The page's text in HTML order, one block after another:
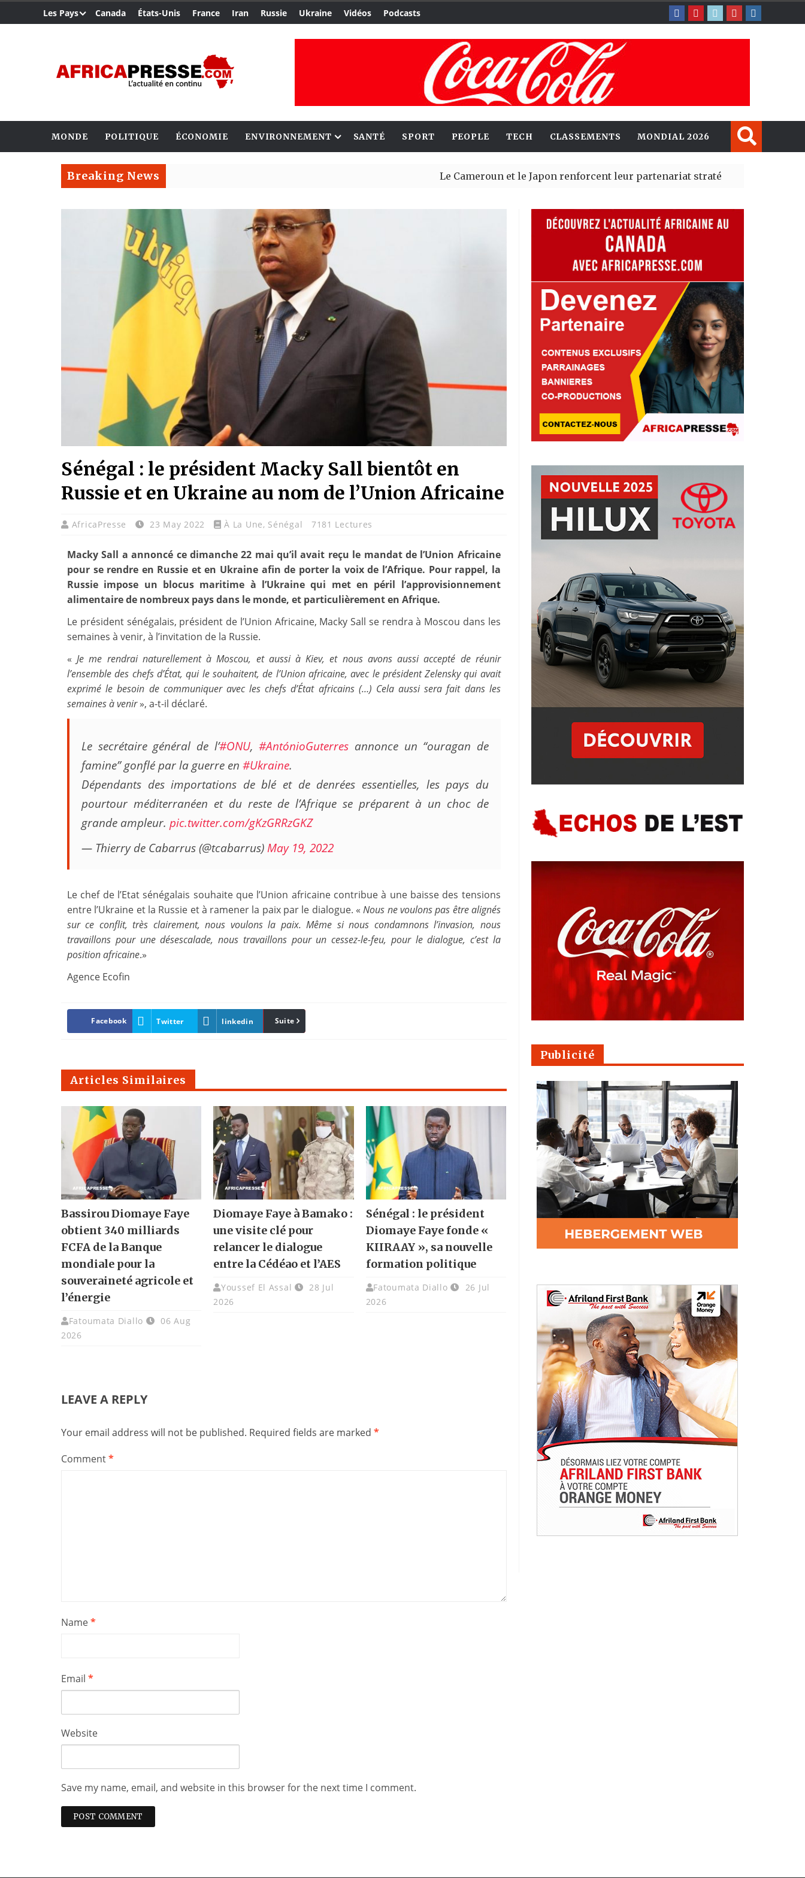
Les Pays Canada États-Unis France Iran Russie Ukraine Vidéos Podcasts
MONDE POLITIQUE ÉCONOMIE ENVIRONNEMENT SANTÉ SPORT PEOPLE TECH CLASSEMENTS MONDIAL 2026
Breaking News Le Cameroun et le Japon renforcent leur partenariat stratégique avec un cap sur
Sénégal : le président Macky Sall bientôt en
Russie et en Ukraine au nom de l’Union Africaine
AfricaPresse 23 May 2022 À La Une, Sénégal 7181 Lectures
Macky Sall a annoncé ce dimanche 22 mai qu’il avait reçu le mandat de l’Union Africaine
pour se rendre en Russie et en Ukraine afin de porter la voix de l’Afrique. Pour rappel, la
Russie impose un blocus maritime à l’Ukraine qui met en péril l’approvisionnement
alimentaire de nombreux pays dans le monde, et particulièrement en Afrique.
Le président sénégalais, président de l’Union Africaine, Macky Sall se rendra à Moscou dans les
semaines à venir, à l’invitation de la Russie.
«Je me rendrai naturellement à Moscou, et aussi à Kiev, et nous avons aussi accepté de réunir
l’ensemble des chefs d’État, qui le souhaitent, de l’Union africaine, avec le président Zelensky qui avait
exprimé le besoin de communiquer avec les chefs d’État africains (…) Cela aussi sera fait dans les
semaines à venir», a-t-il déclaré.
Le secrétaire général de l’#ONU,#AntónioGuterres annonce un “ouragan de
famine” gonflé par la guerre en #Ukraine.
Dépendants des importations de blé et de denrées essentielles, les pays du
pourtour méditerranéen et du reste de l’Afrique se préparent à un choc de
grande ampleur. pic.twitter.com/gKzGRRzGKZ
— Thierry de Cabarrus (@tcabarrus)May 19, 2022
Le chef de l’Etat sénégalais souhaite que l’Union africaine contribue à une baisse des tensions
entre l’Ukraine et la Russie et à ramener la paix par le dialogue. «Nous ne voulons pas être alignés
sur ce conflit, très clairement, nous voulons la paix. Même si nous condamnons l’invasion, nous
travaillons pour une désescalade, nous travaillons pour un cessez-le-feu, pour le dialogue, c’est la
position africaine.»
Agence Ecofin
Facebook Twitter linkedin Pinterest
Suite
Articles Similaires
Bassirou Diomaye Faye
obtient 340 milliards
FCFA de la Banque
mondiale pour la
souveraineté agricole et
l’énergie
Fatoumata Diallo
06 Aug
2026
Diomaye Faye à Bamako :
une visite clé pour
relancer le dialogue
entre la Cédéao et l’AES
Youssef El Assal
28 Jul
2026
Sénégal : le président
Diomaye Faye fonde «
KIIRAAY », sa nouvelle
formation politique
Fatoumata Diallo
26 Jul
2026
LEAVE A REPLY
Your email address will not be published. Required fields are marked *
Comment*
Name*
Email *
Website
Save my name, email, and website in this browser for the next time I comment.
Publicité